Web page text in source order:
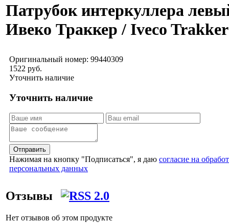
Патрубок интеркуллера
Ивеко Траккер / Iveco Trakker
Оригинальный номер: 99440309
1522 руб.
Уточнить наличие
Уточнить наличие
Отправить
Нажимая на кнопку "Подписаться", я даю согласие на
персональных данных
Отзывы
Нет отзывов об этом продукте